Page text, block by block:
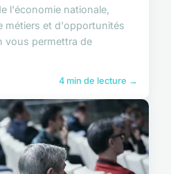
l'économie nationale,
métiers et d'opportunités
vous permettra de
4 min de lecture →